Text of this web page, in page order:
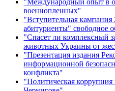
военнопленных"
"Вступительная
абитуриенты" свободное
"Спасет ли комплексный
животных Украины от
"Презентация издания
информационной
конфликта"
"Политическая